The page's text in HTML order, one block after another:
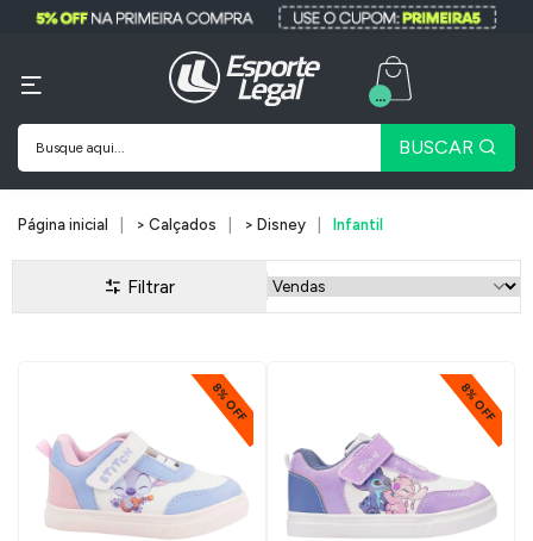
BUSCAR
...
Página inicial > Calçados > Disney Infantil
Filtrar
8% OFF 8% OFF